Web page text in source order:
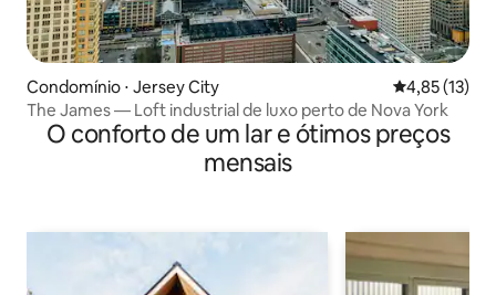
Condomínio ⋅ Jersey City 4,85 de uma
4,85 (13)
The James — Loft industrial de luxo perto de Nova York
O conforto de um lar e ótimos preços
mensais